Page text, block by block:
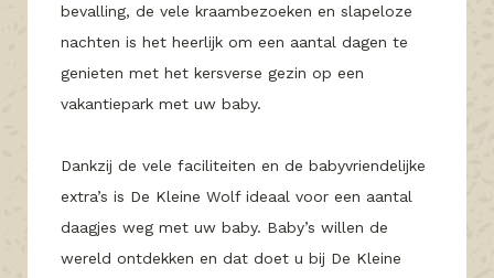
bevalling, de vele kraambezoeken en slapeloze
nachten is het heerlijk om een aantal dagen te
genieten met het kersverse gezin op een
vakantiepark met uw baby.
Dankzij de vele faciliteiten en de babyvriendelijke
extra’s is De Kleine Wolf ideaal voor een aantal
daagjes weg met uw baby. Baby’s willen de
wereld ontdekken en dat doet u bij De Kleine